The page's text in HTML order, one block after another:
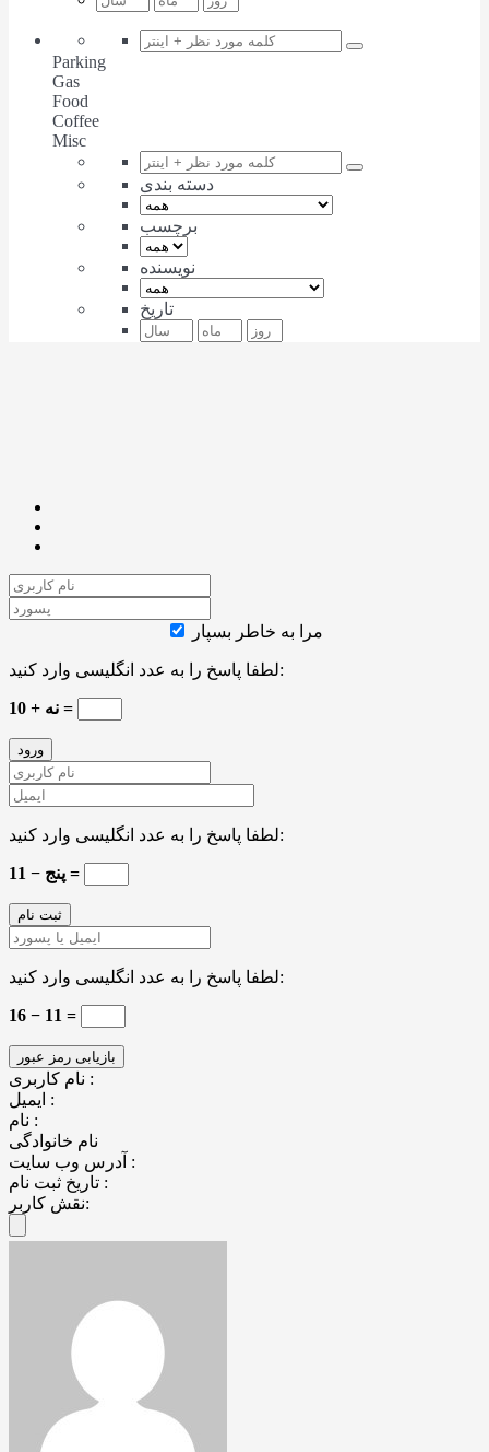
Parking
Gas
Food
Coffee
Misc
دسته بندی
برچسب
نویسنده
تاریخ
مرا به خاطر بسپار
لطفا پاسخ را به عدد انگلیسی وارد کنید:
نه + 10 =
لطفا پاسخ را به عدد انگلیسی وارد کنید:
11 − پنج =
لطفا پاسخ را به عدد انگلیسی وارد کنید:
16 − 11 =
نام کاربری :
ایمیل :
نام :
نام خانوادگی
آدرس وب سایت :
تاریخ ثبت نام :
نقش کاربر: